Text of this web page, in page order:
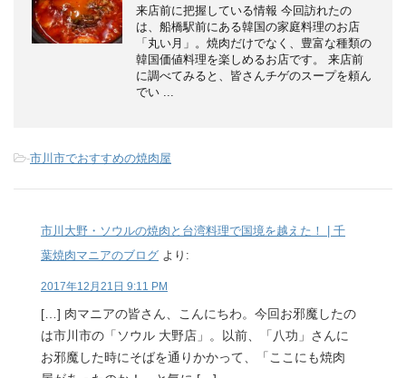
来店前に把握している情報 今回訪れたの
は、船橋駅前にある韓国の家庭料理のお店
「丸い月」。焼肉だけでなく、豊富な種類の
韓国価値料理を楽しめるお店です。 来店前
に調べてみると、皆さんチゲのスープを頼ん
でい ...
-市川市でおすすめの焼肉屋
市川大野・ソウルの焼肉と台湾料理で国境を越えた！ | 千
葉焼肉マニアのブログ より:
2017年12月21日 9:11 PM
[…] 肉マニアの皆さん、こんにちわ。今回お邪魔したの
は市川市の「ソウル 大野店」。以前、「八功」さんに
お邪魔した時にそばを通りかかって、「ここにも焼肉